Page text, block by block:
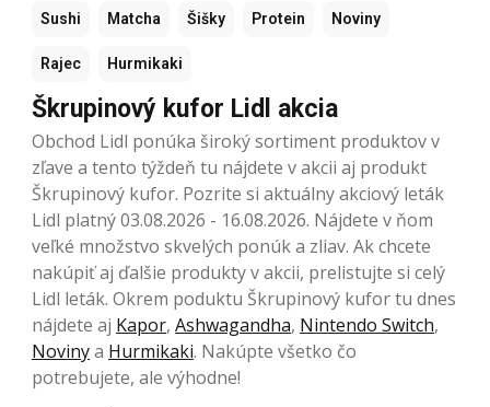
Sushi Matcha Šišky Protein Noviny
Rajec Hurmikaki
Škrupinový kufor Lidl akcia
Obchod Lidl ponúka široký sortiment produktov v
zľave a tento týždeň tu nájdete v akcii aj produkt
Škrupinový kufor. Pozrite si aktuálny akciový leták
Lidl platný 03.08.2026 - 16.08.2026. Nájdete v ňom
veľké množstvo skvelých ponúk a zliav. Ak chcete
nakúpiť aj ďalšie produkty v akcii, prelistujte si celý
Lidl leták. Okrem poduktu Škrupinový kufor tu dnes
nájdete aj Kapor, Ashwagandha, Nintendo Switch,
Novinya Hurmikaki. Nakúpte všetko čo
potrebujete, ale výhodne!